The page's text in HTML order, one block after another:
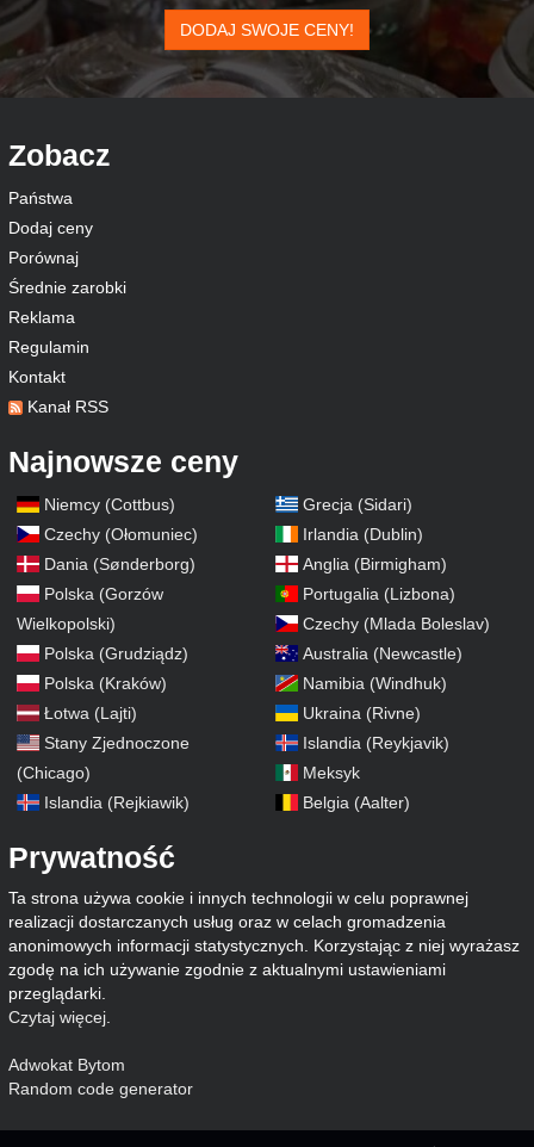
DODAJ SWOJE CENY!
Zobacz
Państwa
Dodaj ceny
Porównaj
Średnie zarobki
Reklama
Regulamin
Kontakt
Kanał RSS
Najnowsze ceny
Niemcy (Cottbus)
Czechy (Ołomuniec)
Dania (Sønderborg)
Polska (Gorzów
Wielkopolski)
Polska (Grudziądz)
Polska (Kraków)
Łotwa (Lajti)
Stany Zjednoczone
(Chicago)
Islandia (Rejkiawik)
Grecja (Sidari)
Irlandia (Dublin)
Anglia (Birmigham)
Portugalia (Lizbona)
Czechy (Mlada Boleslav)
Australia (Newcastle)
Namibia (Windhuk)
Ukraina (Rivne)
Islandia (Reykjavik)
Meksyk
Belgia (Aalter)
Prywatność
Ta strona używa cookie i innych technologii w celu poprawnej
realizacji dostarczanych usług oraz w celach gromadzenia
anonimowych informacji statystycznych. Korzystając z niej wyrażasz
zgodę na ich używanie zgodnie z aktualnymi ustawieniami
przeglądarki.
Czytaj więcej
Adwokat Bytom
Random code generator